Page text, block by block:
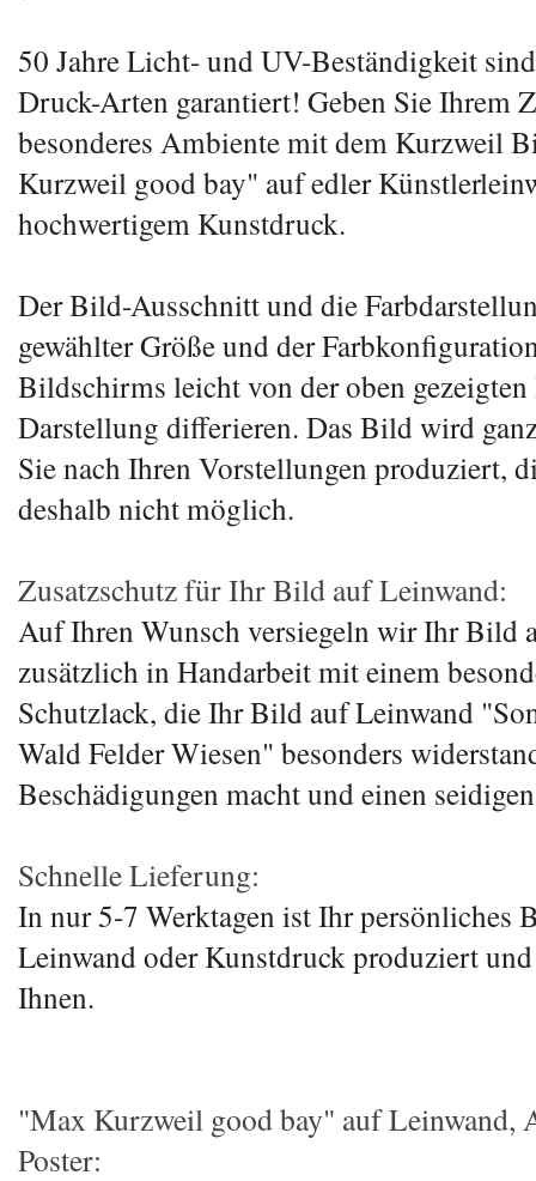
50 Jahre Licht- und UV-Beständigkeit
Druck-Arten garantiert! Geben Sie Ihrem
besonderes Ambiente mit dem Kurzweil
Kurzweil good bay" auf edler
hochwertigem Kunstdruck.
Der Bild-Ausschnitt und die
gewählter Größe und der
Bildschirms leicht von der oben
Darstellung differieren. Das Bild wird
Sie nach Ihren Vorstellungen produziert,
deshalb nicht möglich.
Zusatzschutz für Ihr Bild auf Leinwand:
Auf Ihren Wunsch versiegeln wir Ihr Bild
zusätzlich in Handarbeit mit einem
Schutzlack, die Ihr Bild auf Leinwand
Wald Felder Wiesen" besonders
Beschädigungen macht und einen
Schnelle Lieferung:
In nur 5-7 Werktagen ist Ihr persönliches
Leinwand oder Kunstdruck produziert
Ihnen.
"Max Kurzweil good bay" auf Leinwand,
Poster: